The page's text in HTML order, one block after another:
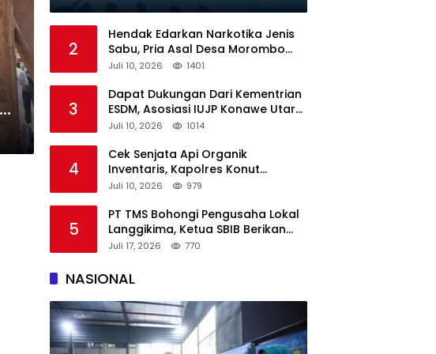
2
Hendak Edarkan Narkotika Jenis
Sabu, Pria Asal Desa Morombo
Pantai Diamankan Polisi
Juli 10, 2026 1401
3
Dapat Dukungan Dari Kementrian
ESDM, Asosiasi IUJP Konawe Utara
Bakal Kunjungi Pemegang IUP di
Juli 10, 2026 1014
4
Cek Senjata Api Organik
Inventaris, Kapolres Konut
Pastikan Kondisi Terawat dan Siap
Juli 10, 2026 979
5
PT TMS Bohongi Pengusaha Lokal
Langgikima, Ketua SBIB Berikan
Kritik Keras
Juli 17, 2026 770
NASIONAL